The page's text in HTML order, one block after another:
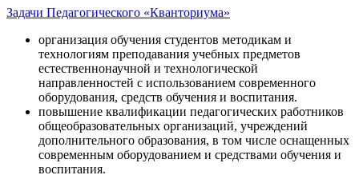
Задачи Педагогического «Кванториума»
организация обучения студентов методикам и
технологиям преподавания учебных предметов
естественнонаучной и технологической
направленностей с использованием современного
оборудования, средств обучения и воспитания.
повышение квалификации педагогических работников
общеобразовательных организаций, учреждений
дополнительного образования, в том числе оснащенных
современным оборудованием и средствами обучения и
воспитания.